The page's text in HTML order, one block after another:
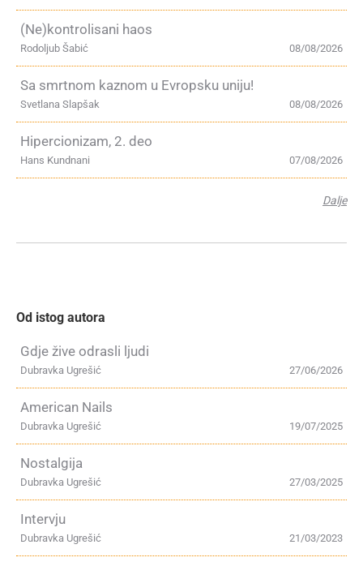
(Ne)kontrolisani haos
08/08/2026
Rodoljub Šabić
Sa smrtnom kaznom u Evropsku uniju!
08/08/2026
Svetlana Slapšak
Hipercionizam, 2. deo
07/08/2026
Hans Kundnani
Dalje
Od istog autora
Gdje žive odrasli ljudi
27/06/2026
Dubravka Ugrešić
American Nails
19/07/2025
Dubravka Ugrešić
Nostalgija
27/03/2025
Dubravka Ugrešić
Intervju
21/03/2023
Dubravka Ugrešić